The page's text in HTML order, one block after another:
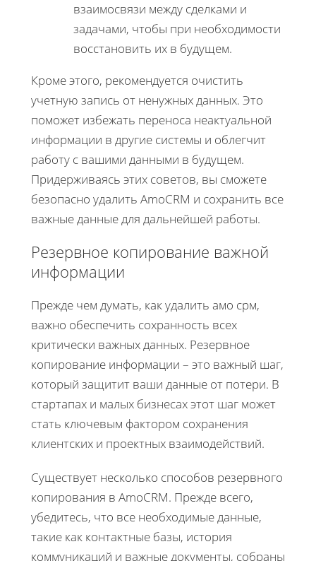
взаимосвязи между сделками и
задачами, чтобы при необходимости
восстановить их в будущем.
Кроме этого, рекомендуется очистить
учетную запись от ненужных данных. Это
поможет избежать переноса неактуальной
информации в другие системы и облегчит
работу с вашими данными в будущем.
Придерживаясь этих советов, вы сможете
безопасно удалить AmoCRM и сохранить все
важные данные для дальнейшей работы.
Резервное копирование важной
информации
Прежде чем думать, как удалить амо срм,
важно обеспечить сохранность всех
критически важных данных. Резервное
копирование информации – это важный шаг,
который защитит ваши данные от потери. В
стартапах и малых бизнесах этот шаг может
стать ключевым фактором сохранения
клиентских и проектных взаимодействий.
Существует несколько способов резервного
копирования в AmoCRM. Прежде всего,
убедитесь, что все необходимые данные,
такие как контактные базы, история
коммуникаций и важные документы, собраны